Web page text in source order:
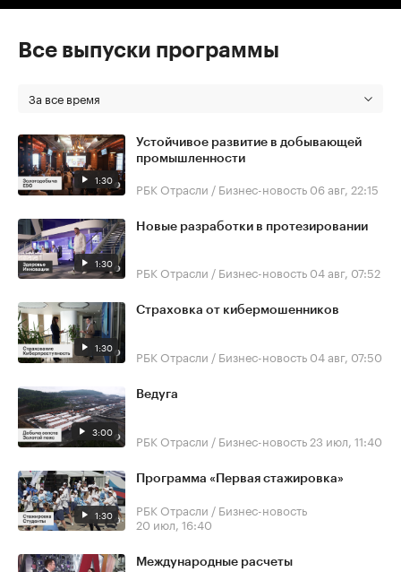
Все выпуски программы
За все время
1:30
Устойчивое развитие в добывающей
промышленности
РБК Отрасли / Бизнес-новость 06 авг, 22:15
1:30
Новые разработки в протезировании
РБК Отрасли / Бизнес-новость 04 авг, 07:52
1:30
Страховка от кибермошенников
РБК Отрасли / Бизнес-новость 04 авг, 07:50
3:00
Ведуга
РБК Отрасли / Бизнес-новость 23 июл, 11:40
1:30
Программа «Первая стажировка»
РБК Отрасли / Бизнес-новость
20 июл, 16:40
Международные расчеты